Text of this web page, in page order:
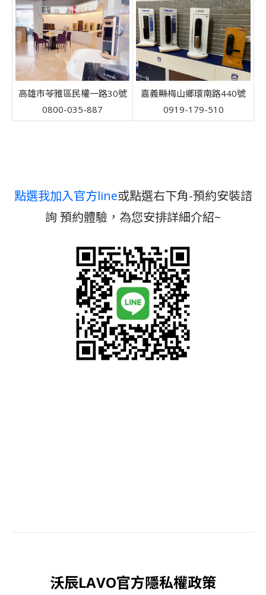
高雄市苓雅區民權一路30號
0800-035-887
嘉義縣梅山鄉環南路440號
0919-179-510
點選我加入官方line或點選右下角-預約安裝諮
詢 預約體驗，為您安排詳細介紹~
沃辰LAVO官方隱私權政策